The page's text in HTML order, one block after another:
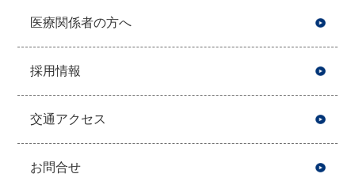
医療関係者の方へ
採用情報
交通アクセス
お問合せ